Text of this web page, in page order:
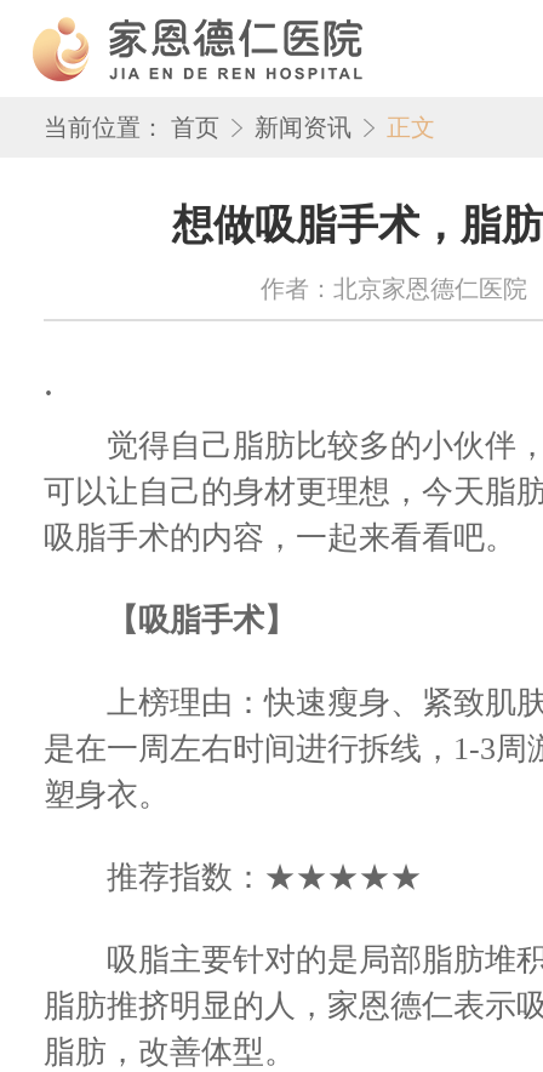
当前位置： 首页 新闻资讯 正文
想做吸脂手术，脂
作者：北京家恩德仁医院
.
觉得自己脂肪比较多的小伙伴，
可以让自己的身材更理想，今天脂
吸脂手术的内容，一起来看看吧。
【吸脂手术】
上榜理由：快速瘦身、紧致肌肤
是在一周左右时间进行拆线，1-3
塑身衣。
推荐指数：★★★★★
吸脂主要针对的是局部脂肪堆积
脂肪推挤明显的人，家恩德仁表示
脂肪，改善体型。